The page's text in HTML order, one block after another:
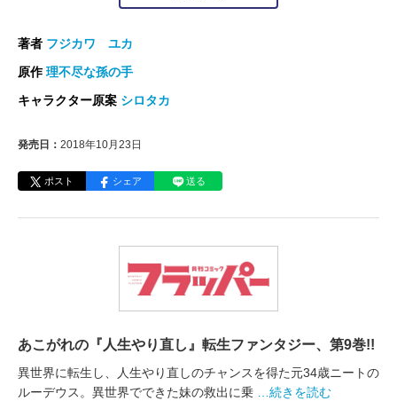
著者 フジカワ ユカ
原作理不尽な孫の手
キャラクター原案 シロタカ
発売日： 2018年10月23日
ポスト シェア 送る
あこがれの『人生やり直し』転生ファンタジー、第9巻!!
異世界に転生し、人生やり直しのチャンスを得た元34歳ニートの
ルーデウス。異世界でできた妹の救出に乗
…続きを読む